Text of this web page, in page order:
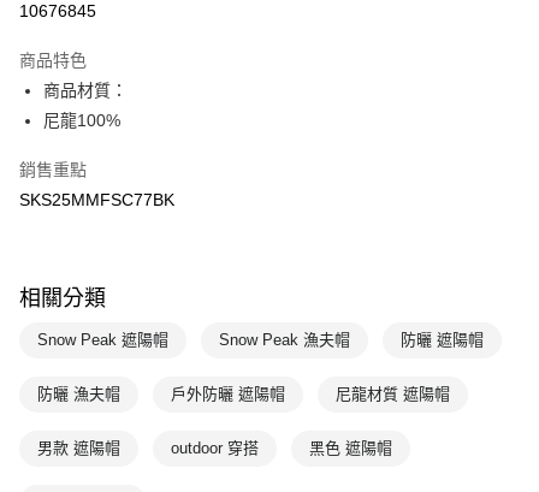
7-11取貨(快速到店)
每筆NT$100，滿NT$1,500(含以上)免運費
宅配-本島
每筆NT$100，滿NT$1,500(含以上)免運費
10676845
商品特色
商品材質：
尼龍100%
銷售重點
SKS25MMFSC77BK
相關分類
Snow Peak 遮陽帽 Snow Peak 漁夫帽 防曬 遮陽帽
防曬 漁夫帽 戶外防曬 遮陽帽 尼龍材質 遮陽帽
男款 遮陽帽 outdoor 穿搭 黑色 遮陽帽